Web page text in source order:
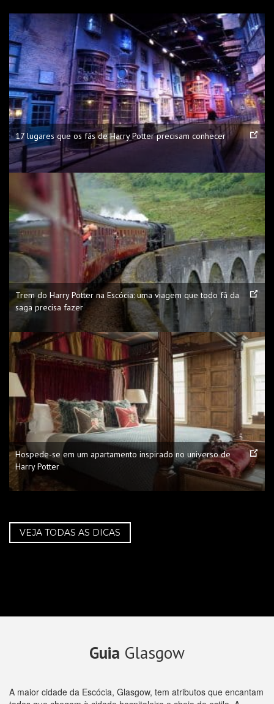
17 lugares que os fãs de Harry Potter precisam conhecer
Trem do Harry Potter na Escócia: uma viagem que todo fã da
saga precisa fazer
Hospede-se em um apartamento inspirado no universo de
Harry Potter
VEJA TODAS AS DICAS
Guia Glasgow
A maior cidade da Escócia, Glasgow, tem atributos que encantam